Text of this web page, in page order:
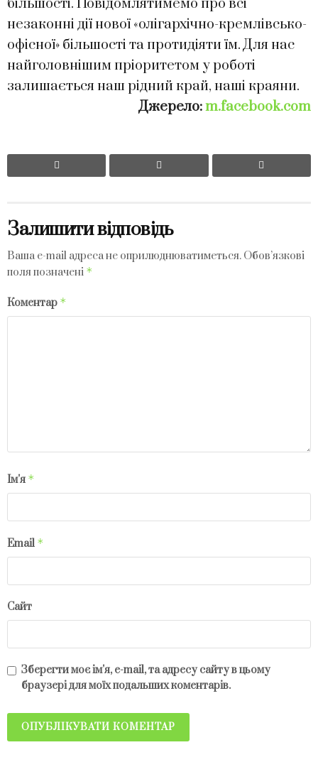
більшості. Повідомлятимемо про всі
незаконні дії нової «олігархічно-кремлівсько-
офісної» більшості та протидіяти їм. Для нас
найголовнішим пріоритетом у роботі
залишається наш рідний край, наші краяни.
Джерело:m.facebook.com
Залишити відповідь
Ваша e-mail адреса не оприлюднюватиметься. Обов’язкові
поля позначені *
Коментар *
Ім'я *
Email *
Сайт
Зберегти моє ім'я, e-mail, та адресу сайту в цьому
браузері для моїх подальших коментарів.